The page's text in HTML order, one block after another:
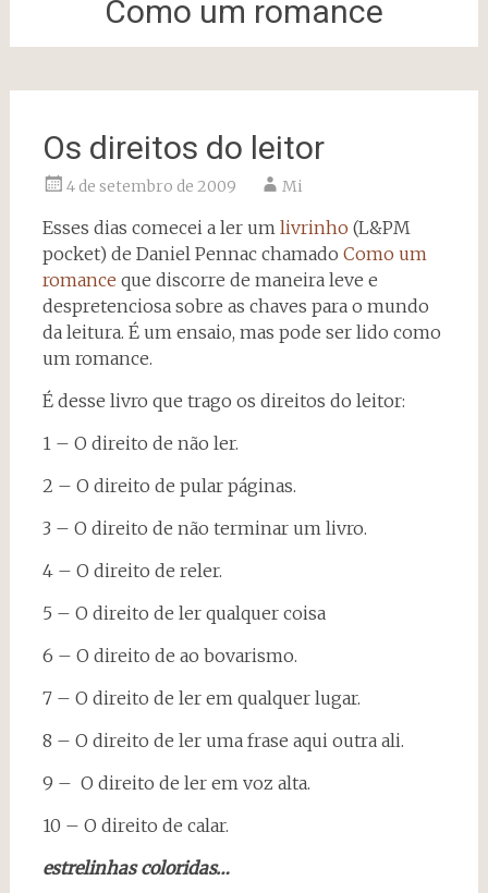
Como um romance
Os direitos do leitor
4 de setembro de 2009 Mi
Esses dias comecei a ler um livrinho (L&PM
pocket) de Daniel Pennac chamado Como um
romance que discorre de maneira leve e
despretenciosa sobre as chaves para o mundo
da leitura. É um ensaio, mas pode ser lido como
um romance.
É desse livro que trago os direitos do leitor:
1 – O direito de não ler.
2 – O direito de pular páginas.
3 – O direito de não terminar um livro.
4 – O direito de reler.
5 – O direito de ler qualquer coisa
6 – O direito de ao bovarismo.
7 – O direito de ler em qualquer lugar.
8 – O direito de ler uma frase aqui outra ali.
9 – O direito de ler em voz alta.
10 – O direito de calar.
estrelinhas coloridas…